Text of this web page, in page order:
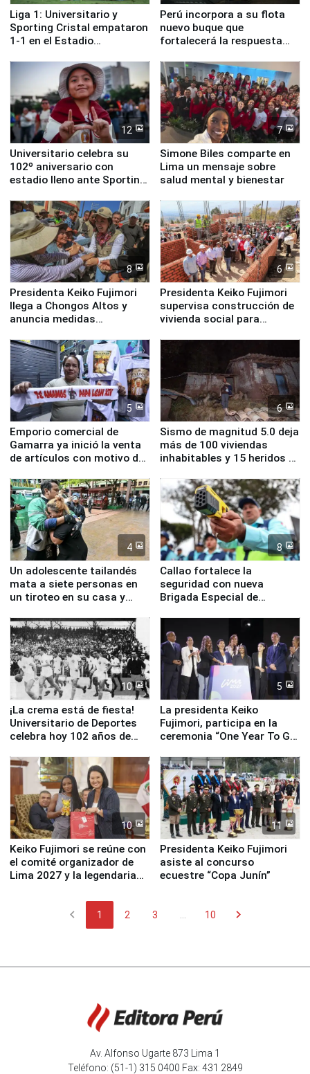
Liga 1: Universitario y
Sporting Cristal empataron
1-1 en el Estadio
Perú incorpora a su flota
nuevo buque que
fortalecerá la respuesta
12
Universitario celebra su
102º aniversario con
estadio lleno ante Sporting
7
Simone Biles comparte en
Lima un mensaje sobre
salud mental y bienestar
8
Presidenta Keiko Fujimori
llega a Chongos Altos y
anuncia medidas
educación, salud y empleo
6
Presidenta Keiko Fujimori
supervisa construcción de
vivienda social para
5
Emporio comercial de
Gamarra ya inició la venta
de artículos con motivo de
6
Sismo de magnitud 5.0 deja
más de 100 viviendas
inhabitables y 15 heridos en
4
Un adolescente tailandés
mata a siete personas en
un tiroteo en su casa y
8
Callao fortalece la
seguridad con nueva
Brigada Especial de
equipamiento para
Serenazgo
10
¡La crema está de fiesta!
Universitario de Deportes
celebra hoy 102 años de
5
La presidenta Keiko
Fujimori, participa en la
ceremonia “One Year To Go
10
Keiko Fujimori se reúne con
el comité organizador de
Lima 2027 y la legendaria
11
Presidenta Keiko Fujimori
asiste al concurso
ecuestre “Copa Junín”
chevron_left 1 2 3 ... 10 chevron_right
Av. Alfonso Ugarte 873 Lima 1
Teléfono: (51-1) 315 0400 Fax: 431 2849